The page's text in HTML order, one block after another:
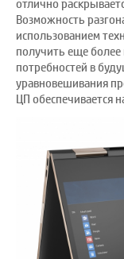
отлично
Возможность
использованием
получить еще более
потребностей в
уравновешивания
ЦП обеспечивается